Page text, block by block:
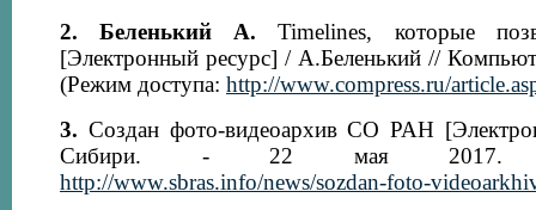
2. Беленький А. Timelines, которые
[Электронный ресурс] / А.Беленький //
(Режим доступа: http://www.compress.ru/
3. Создан фото-видеоархив СО РАН
Сибири. - 22 мая 2017.
http://www.sbras.info/news/sozdan-foto-